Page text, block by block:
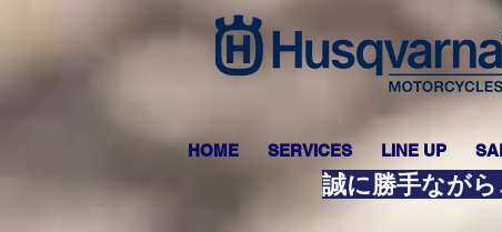
HOME SERVICES LINE UP
誠に勝手なが